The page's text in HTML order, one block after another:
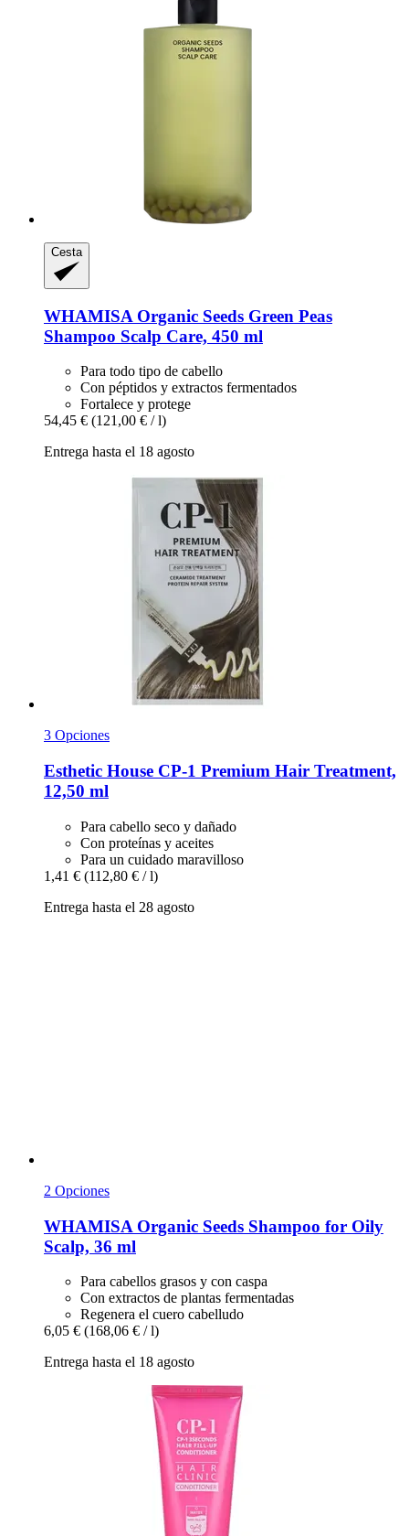
Cesta
WHAMISA Organic Seeds Green Peas
Shampoo Scalp Care, 450 ml
Para todo tipo de cabello
Con péptidos y extractos fermentados
Fortalece y protege
54,45 € (121,00 € / l)
Entrega hasta el 18 agosto
3 Opciones
Esthetic House CP-​1 Premium Hair Treatment,
12,50 ml
Para cabello seco y dañado
Con proteínas y aceites
Para un cuidado maravilloso
1,41 € (112,80 € / l)
Entrega hasta el 28 agosto
2 Opciones
WHAMISA Organic Seeds Shampoo for Oily
Scalp, 36 ml
Para cabellos grasos y con caspa
Con extractos de plantas fermentadas
Regenera el cuero cabelludo
6,05 € (168,06 € / l)
Entrega hasta el 18 agosto